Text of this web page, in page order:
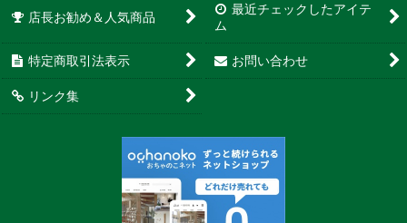
店長お勧め＆人気商品
最近チェックしたアイテ
ム
特定商取引法表示 お問い合わせ
リンク集